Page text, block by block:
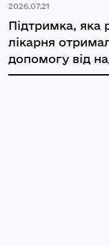
2026.07.21
Підтримка, яка
лікарня
допомогу від